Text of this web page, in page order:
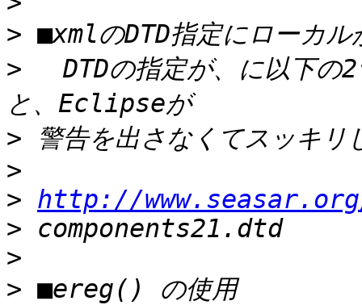
>
> DTDの指定が、に以下の2
>
>
> http://
>
>
>